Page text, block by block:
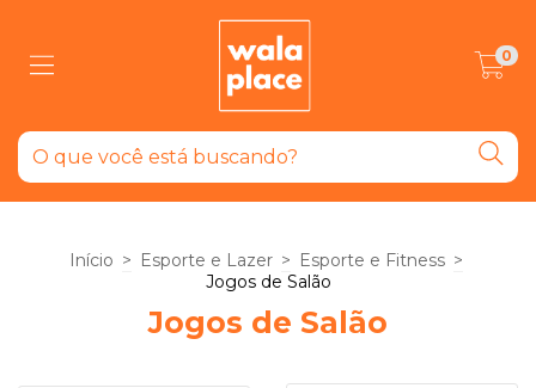
0
Início > Esporte e Lazer > Esporte e Fitness >
Jogos de Salão
Jogos de Salão